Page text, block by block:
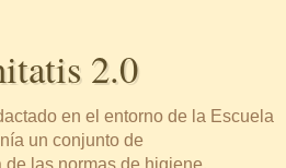
2.0
en el entorno de la Escuela
un conjunto de
las normas de higiene,